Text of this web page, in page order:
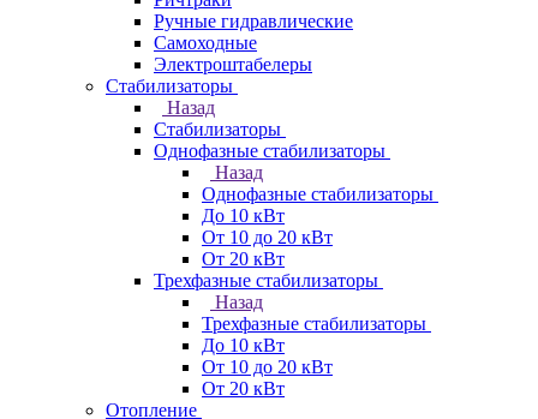
Ручные гидравлические
Самоходные
Электроштабелеры
Стабилизаторы
Назад
Стабилизаторы
Однофазные стабилизаторы
Назад
Однофазные стабилизаторы
До 10 кВт
От 10 до 20 кВт
От 20 кВт
Трехфазные стабилизаторы
Назад
Трехфазные стабилизаторы
До 10 кВт
От 10 до 20 кВт
От 20 кВт
Отопление